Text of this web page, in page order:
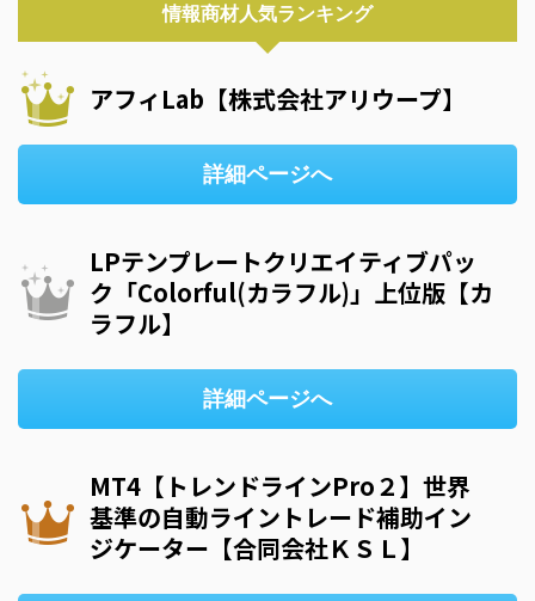
情報商材人気ランキング
アフィLab【株式会社アリウープ】
詳細ページへ
LPテンプレートクリエイティブパッ
ク「Colorful(カラフル)」上位版【カ
ラフル】
詳細ページへ
MT4【トレンドラインPro２】世界
基準の自動ライントレード補助イン
ジケーター【合同会社ＫＳＬ】